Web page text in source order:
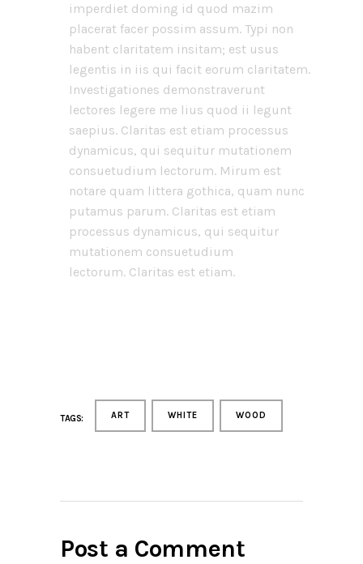
imperdiet doming id quod mazim
placerat facer possim assum. Typi non
habent claritatem insitam; est usus
legentis in iis qui facit eorum claritatem.
Investigationes demonstraverunt
lectores legere me lius quod ii legunt
saepius. Claritas est etiam processus
dynamicus, qui sequitur mutationem
consuetudium lectorum. Mirum est
notare quam littera gothica, quam nunc
putamus parum. Claritas est etiam
processus dynamicus, qui sequitur
mutationem consuetudium
lectorum. Claritas est etiam.
TAGS: ART WHITE WOOD
Post a Comment